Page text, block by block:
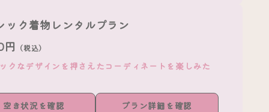
ック着物レンタルプラン
（税込）
クなデザインを押さえたコーディネートを楽しみた
空き状況を確認 プラン詳細を確認